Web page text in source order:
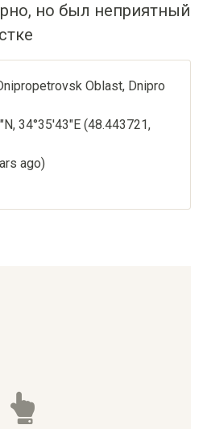
но был неприятный
Oblast, Dnipro
34°35'43"E (48.443721,
ago)